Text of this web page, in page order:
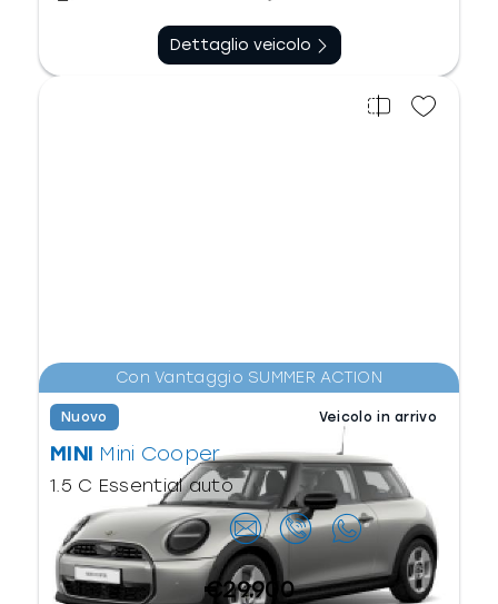
Dettaglio veicolo
Con Vantaggio SUMMER ACTION
Nuovo Veicolo in arrivo
MINI Mini Cooper
1.5 C Essential auto
Contattaci
€29.900